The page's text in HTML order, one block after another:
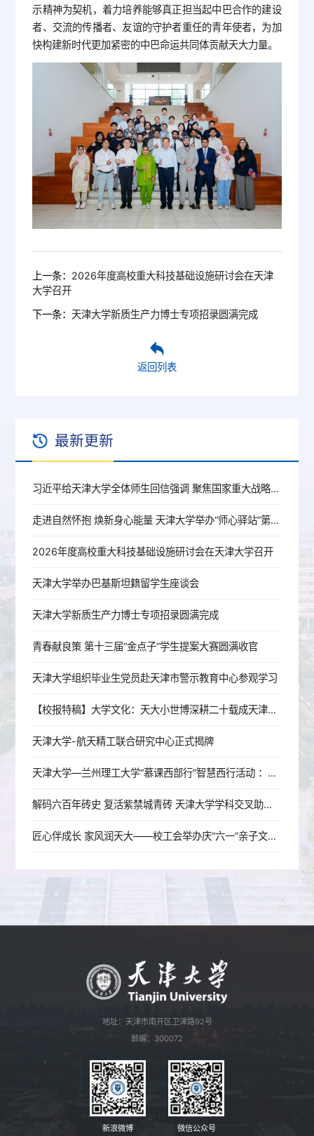
示精神为契机，着力培养能够真正担当起中巴合作的建设
者、交流的传播者、友谊的守护者重任的青年使者，为加
快构建新时代更加紧密的中巴命运共同体贡献天大力量。
上一条： 2026年度高校重大科技基础设施研讨会在天津
大学召开
下一条： 天津大学新质生产力博士专项招录圆满完成
返回列表
最新更新
习近平给天津大学全体师生回信强调 聚焦国家重大战略需求提高人才培养质量 更好服务经济社会发展
走进自然怀抱 焕新身心能量 天津大学举办“师心驿站”第3期——自然减压工坊
2026年度高校重大科技基础设施研讨会在天津大学召开
天津大学举办巴基斯坦籍留学生座谈会
天津大学新质生产力博士专项招录圆满完成
青春献良策 第十三届“金点子”学生提案大赛圆满收官
天津大学组织毕业生党员赴天津市警示教育中心参观学习
【校报特稿】大学文化：天大小世博深耕二十载成天津名片
天津大学-航天精工联合研究中心正式揭牌
天津大学—兰州理工大学“慕课西部行”智慧西行活动 ：津陇并肩，共研工程图学教学新范式
解码六百年砖史 复活紫禁城青砖 天津大学学科交叉助力临清贡砖非遗传承
匠心伴成长 家风润天大——校工会举办庆“六一”亲子文化实践活动
地址：天津市南开区卫津路92号
邮编：300072
新浪微博 微信公众号